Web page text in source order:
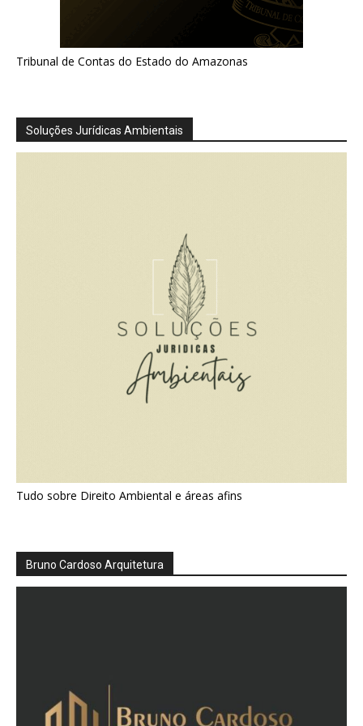
Tribunal de Contas do Estado do Amazonas
Soluções Jurídicas Ambientais
Tudo sobre Direito Ambiental e áreas afins
Bruno Cardoso Arquitetura